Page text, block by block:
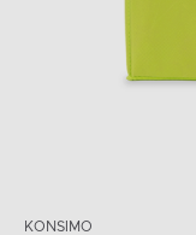
KONSIMO